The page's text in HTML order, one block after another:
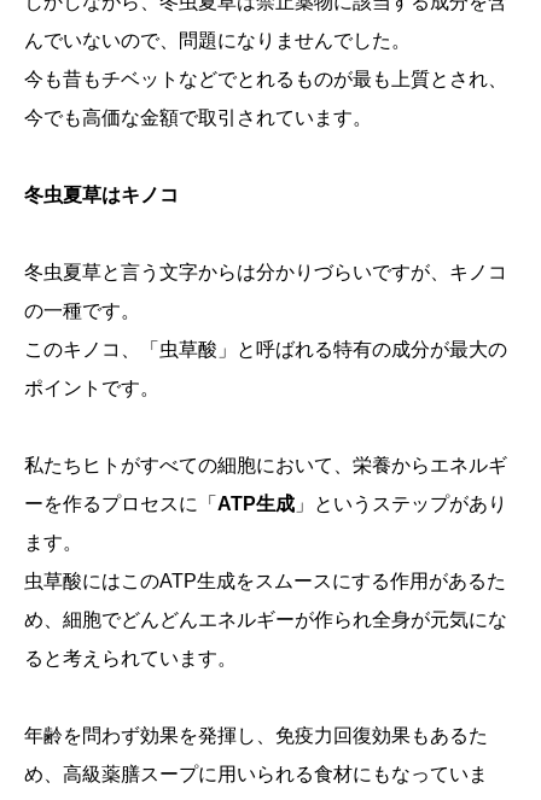
んでいないので、問題になりませんでした。
今も昔もチベットなどでとれるものが最も上質とされ、
今でも高価な金額で取引されています。
冬虫夏草はキノコ
冬虫夏草と言う文字からは分かりづらいですが、キノコ
の一種です。
このキノコ、「虫草酸」と呼ばれる特有の成分が最大の
ポイントです。
私たちヒトがすべての細胞において、栄養からエネルギ
ーを作るプロセスに「 ATP生成 」というステップがあり
ます。
虫草酸にはこのATP生成をスムースにする作用があるた
め、細胞でどんどんエネルギーが作られ全身が元気にな
ると考えられています。
年齢を問わず効果を発揮し、免疫力回復効果もあるた
め、高級薬膳スープに用いられる食材にもなっていま